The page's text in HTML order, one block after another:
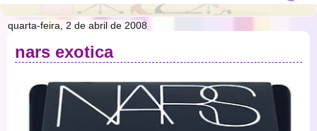
quarta-feira, 2 de abril de 2008
nars exotica